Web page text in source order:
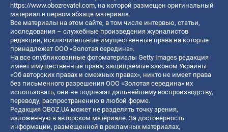
https://www.obozrevatel.com, на которой размещен оригинальный
материал в первом абзаце материала.
Все материалы на этом сайте, в том числе интервью, статьи,
исследования – служебные произведения журналистов
редакции, исключительные имущественные права на которые
принадлежат ООО «Золотая середина».
На все опубликованные фотоматериалы Getty Images редакция
имеет имущественные права, защищаемые законом Украины
«Об авторских правах и смежных правах», никто не имеет права
без письменного разрешения ООО «Золотая середина» их
использовать, они не подлежат дальнейшему воспроизводству,
переводу, распространению в любой форме.
Редакция OBOZ.UA может не разделять точку зрения,
изложенную в авторском материале. За достоверность
информации, размещенной в рекламных материалах,